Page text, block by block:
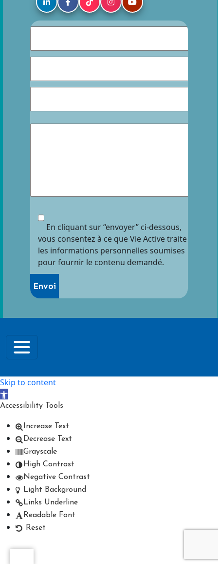
En cliquant sur “envoyer” ci-dessous,
vous consentez à ce que Vie Active traite
les informations personnelles soumises
pour fournir le contenu demandé.
Skip to content
Open toolbar
Accessibility Tools
Increase Text
Decrease Text
Grayscale
High Contrast
Negative Contrast
Light Background
Links Underline
Readable Font
Reset